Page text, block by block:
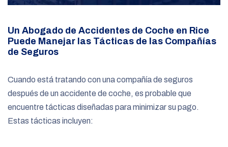
Un Abogado de Accidentes de Coche en Rice
Puede Manejar las Tácticas de las Compañías
de Seguros
Cuando está tratando con una compañía de seguros
después de un accidente de coche, es probable que
encuentre tácticas diseñadas para minimizar su pago.
Estas tácticas incluyen: